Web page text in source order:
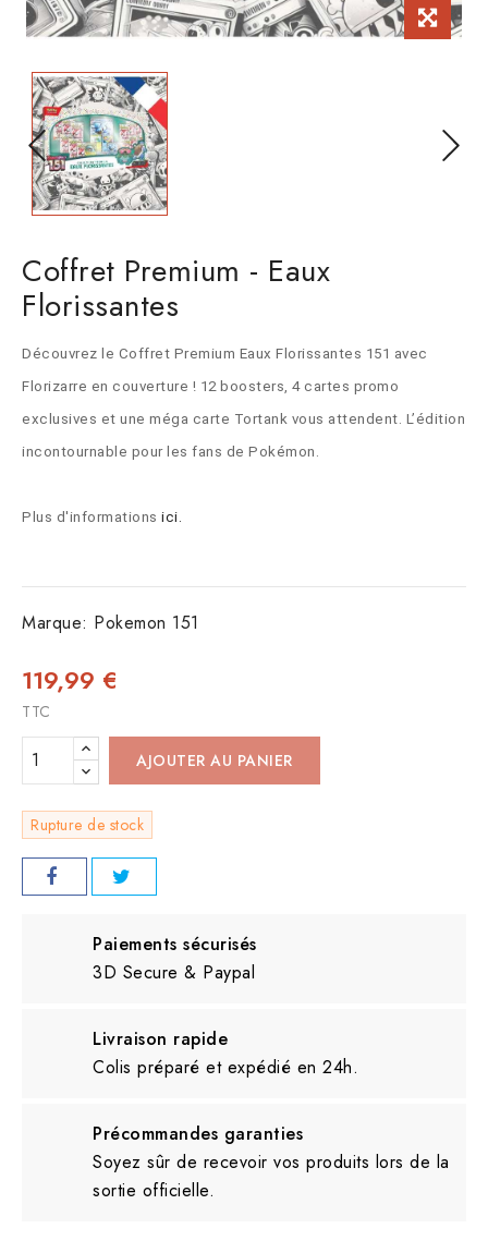
Coffret Premium - Eaux
Florissantes
Découvrez le Coffret Premium Eaux Florissantes 151 avec
Florizarre en couverture ! 12 boosters, 4 cartes promo
exclusives et une méga carte Tortank vous attendent. L’édition
incontournable pour les fans de Pokémon.
Plus d'informations ici.
Marque: Pokemon 151
119,99 €
TTC
AJOUTER AU PANIER
Rupture de stock
Paiements sécurisés
3D Secure & Paypal
Livraison rapide
Colis préparé et expédié en 24h.
Précommandes garanties
Soyez sûr de recevoir vos produits lors de la
sortie officielle.